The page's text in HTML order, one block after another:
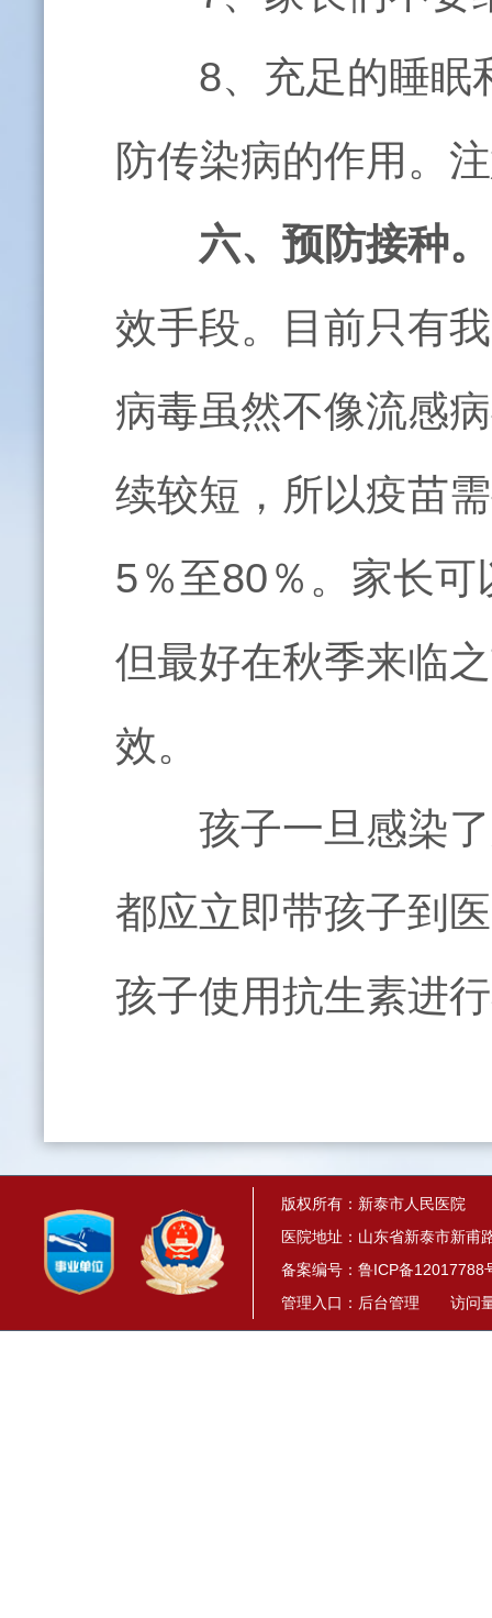
8、充足的睡眠
防传染病的作用。
六、预防接种。
效手段。目前只有
病毒虽然不像流感
续较短，所以疫苗
5％至80％。家长
但最好在秋季来临
效。
孩子一旦感染了
都应立即带孩子到
孩子使用抗生素进
版权所有：新泰市人民医院
医院地址：山东省新泰市新甫
备案编号： 鲁ICP备12017788
管理入口： 后台管理 访问量